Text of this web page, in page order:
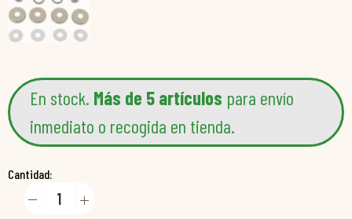
En stock. Más de 5 artículos para envío
inmediato o recogida en tienda.
Cantidad: